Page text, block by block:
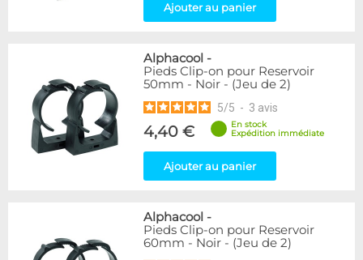
Ajouter au panier
Alphacool -
Pieds Clip-on pour Reservoir
50mm - Noir - (Jeu de 2)
5/5 - 3 avis
4,40 €
En stock
Expédition immédiate
Ajouter au panier
Alphacool -
Pieds Clip-on pour Reservoir
60mm - Noir - (Jeu de 2)